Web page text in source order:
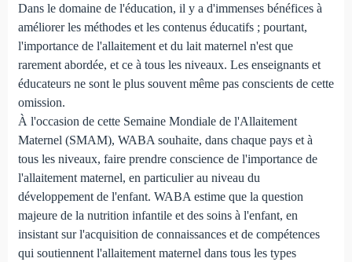
Dans le domaine de l'éducation, il y a d'immenses bénéfices à
améliorer les méthodes et les contenus éducatifs ; pourtant,
l'importance de l'allaitement et du lait maternel n'est que
rarement abordée, et ce à tous les niveaux. Les enseignants et
éducateurs ne sont le plus souvent même pas conscients de cette
omission.
À l'occasion de cette Semaine Mondiale de l'Allaitement
Maternel (SMAM), WABA souhaite, dans chaque pays et à
tous les niveaux, faire prendre conscience de l'importance de
l'allaitement maternel, en particulier au niveau du
développement de l'enfant. WABA estime que la question
majeure de la nutrition infantile et des soins à l'enfant, en
insistant sur l'acquisition de connaissances et de compétences
qui soutiennent l'allaitement maternel dans tous les types